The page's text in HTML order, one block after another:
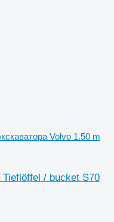
Volvo 1.50 m
Tieflöffel / bucket S70